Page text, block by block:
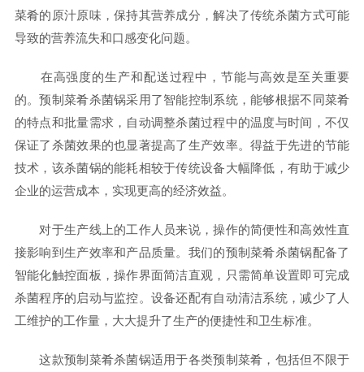
菜肴的原汁原味，保持其营养成分，解决了传统杀菌方式可能
导致的营养流失和口感变化问题。
在高强度的生产和配送过程中，节能与高效是至关重要
的。预制菜肴杀菌锅采用了智能控制系统，能够根据不同菜肴
的特点和批量需求，自动调整杀菌过程中的温度与时间，不仅
保证了杀菌效果的也显著提高了生产效率。得益于先进的节能
技术，该杀菌锅的能耗相较于传统设备大幅降低，有助于减少
企业的运营成本，实现更高的经济效益。
对于生产线上的工作人员来说，操作的简便性和高效性直
接影响到生产效率和产品质量。我们的预制菜肴杀菌锅配备了
智能化触控面板，操作界面简洁直观，只需简单设置即可完成
杀菌程序的启动与监控。设备还配有自动清洁系统，减少了人
工维护的工作量，大大提升了生产的便捷性和卫生标准。
这款预制菜肴杀菌锅适用于各类预制菜肴，包括但不限于